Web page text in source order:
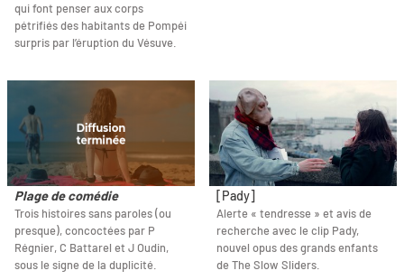
qui font penser aux corps
pétrifiés des habitants de Pompéi
surpris par l’éruption du Vésuve.
Plage de comédie
Trois histoires sans paroles (ou
presque), concoctées par P
Régnier, C Battarel et J Oudin,
sous le signe de la duplicité.
[Pady]
Alerte « tendresse » et avis de
recherche avec le clip Pady,
nouvel opus des grands enfants
de The Slow Sliders.